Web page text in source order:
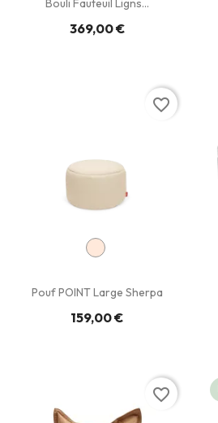
Bouli Fauteuil Ligns...
369,00 €
Pouf POINT Large Sherpa
159,00 €
favorite_border
favorite_border